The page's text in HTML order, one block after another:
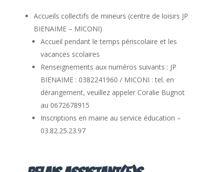
Accueils collectifs de mineurs (centre de loisirs JP
BIENAIME – MICONI)
Accueil pendant le temps périscolaire et les
vacances scolaires
Renseignements aux numéros suivants : JP
BIENAIME : 0382241960 / MICONI : tel. en
dérangement, veuillez appeler Coralie Bugnot
au 0672678915
Inscriptions en mairie au service éducation –
03.82.25.23.97